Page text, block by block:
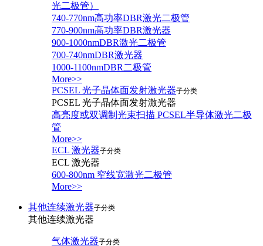
光二极管）
740-770nm高功率DBR激光二极管
770-900nm高功率DBR激光器
900-1000nmDBR激光二极管
700-740nmDBR激光器
1000-1100nmDBR二极管
More>>
PCSEL 光子晶体面发射激光器子分类
PCSEL 光子晶体面发射激光器
高亮度或双调制光束扫描 PCSEL半导体激光二极
管
More>>
ECL 激光器子分类
ECL 激光器
600-800nm 窄线宽激光二极管
More>>
其他连续激光器子分类
其他连续激光器
气体激光器子分类